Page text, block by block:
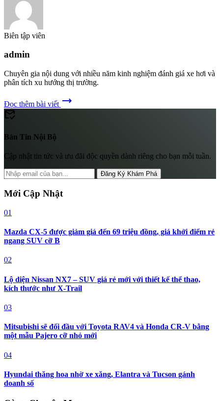
Biên tập viên
admin
Chuyên gia nội dung với nhiều năm kinh nghiệm đánh giá xe hơi và
phân tích xu hướng thị trường.
Đọc thêm bài viết trending_flat
mark_email_read
Bản Tin Nội Bộ
Cập nhật tin tức và ưu đãi độc quyền dành riêng cho bạn mỗi tuần.
Đăng Ký Khám Phá
Mới Cập Nhật
01
Mazda CX-5 được giảm giá đến 69 triệu đồng, giá khởi điểm rẻ
ngang SUV cỡ B
02
Lộ diện Nissan NX7 – SUV giá rẻ mới với thiết kế thể thao,
kích thước như X-Trail
03
Mitsubishi sẽ đối đầu với Toyota RAV4 và Honda CR-V bằng
một mẫu Pajero cỡ nhỏ mới
04
Hyundai thăng hoa nhờ xe xăng, Elantra và Tucson gánh
doanh số